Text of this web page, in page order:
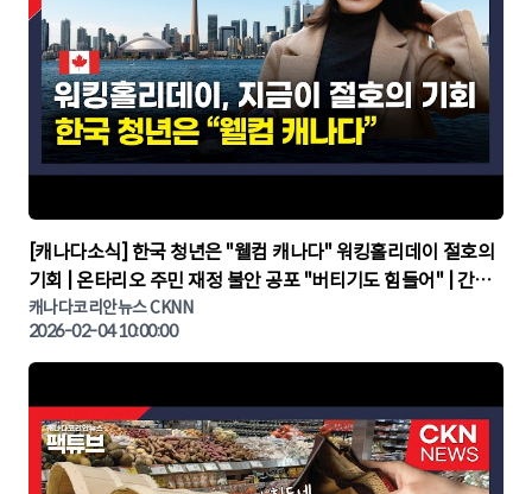
▶
[캐나다소식] 한국 청년은 "웰컴 캐나다" 워킹홀리데이 절호의
기회 | 온타리오 주민 재정 불안 공포 "버티기도 힘들어" | 간추
린 캐나다뉴스 | CKNNEWS, 캐나다코리안뉴스
캐나다코리안뉴스 CKNN
2026-02-04 10:00:00